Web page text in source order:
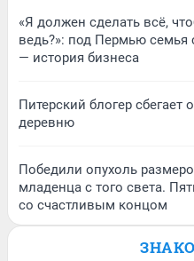
«Я должен сделать всё,
ведь?»: под Пермью семья
— история бизнеса
Питерский блогер сбегает
деревню
Победили опухоль
младенца с того света.
со счастливым концом